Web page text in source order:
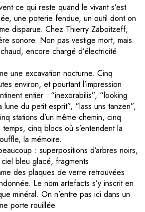
ce qui reste quand le vivant s’est
une poterie fendue, un outil dont on
disparue. Chez Thierry Zaboitzeff,
sonore. Non pas vestige mort, mais
encore chargé d’électricité
une excavation nocturne. Cinq
environ, et pourtant l’impression
entier : “inexorabilis”, “looking
du petit esprit”, “lass uns tanzen”,
stations d’un même chemin, cinq
cinq blocs où s’entendent la
la mémoire.
: superpositions d’arbres noirs,
bleu glacé, fragments
des plaques de verre retrouvées
Le nom artefacts s’y inscrit en
minéral. On n’entre pas ici dans un
porte rouillée.